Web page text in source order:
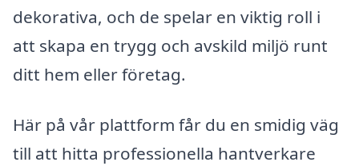
dekorativa, och de spelar en viktig roll i
att skapa en trygg och avskild miljö runt
ditt hem eller företag.
Här på vår plattform får du en smidig väg
till att hitta professionella hantverkare